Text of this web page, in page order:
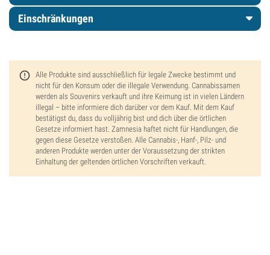
Einschränkungen
Alle Produkte sind ausschließlich für legale Zwecke bestimmt und
nicht für den Konsum oder die illegale Verwendung. Cannabissamen
werden als Souvenirs verkauft und ihre Keimung ist in vielen Ländern
illegal – bitte informiere dich darüber vor dem Kauf. Mit dem Kauf
bestätigst du, dass du volljährig bist und dich über die örtlichen
Gesetze informiert hast. Zamnesia haftet nicht für Handlungen, die
gegen diese Gesetze verstoßen. Alle Cannabis-, Hanf-, Pilz- und
anderen Produkte werden unter der Voraussetzung der strikten
Einhaltung der geltenden örtlichen Vorschriften verkauft.